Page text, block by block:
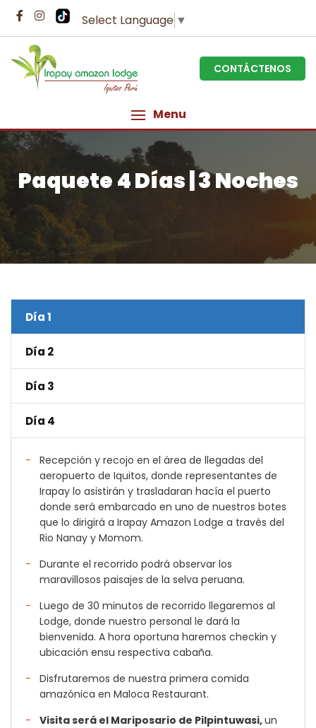
Select Language ▼
CONTÁCTENOS
Menu
Paquete 4 Días | 3 Noches
Día 1
Día 2
Día 3
Día 4
Recepción y recojo en el área de llegadas del
aeropuerto de Iquitos, donde representantes de
Irapay lo asistirán y trasladaran hacía el puerto
donde será embarcado en uno de nuestros botes
que lo dirigirá a Irapay Amazon Lodge a través del
Rio Nanay y Momom.
Durante el recorrido podrá observar los
maravillosos paisajes de la selva peruana.
Luego de 30 minutos de recorrido llegaremos al
Lodge, donde nuestro personal le dará la
bienvenida. A hora oportuna haremos checkin y
ubicación ensu respectiva cabaña.
Disfrutaremos de nuestra primera comida
amazónica en Maloca Restaurant.
Visita será el Mariposario de Pilpintuwasi,un